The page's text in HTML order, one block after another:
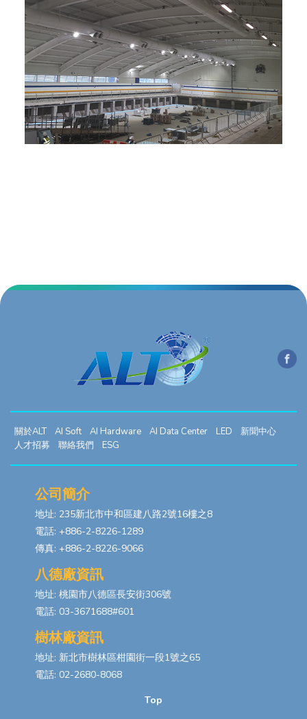
關於ALT AI Soft AI Hardware AI Data Center LED
新聞中心
人才招募
聯絡我們 ESG
公司簡介
地址: 235新北市中和區建八路2號16樓之8
電話: +886-2-8226-1289
傳真: +886-2-8226-9066
八德廠資訊
地址: 桃園市八德區長安街306號
電話: 03-3671688#601
樹林廠資訊
地址: 新北市樹林區柑園街一段1號之65
電話: 02-2680-8068
Top